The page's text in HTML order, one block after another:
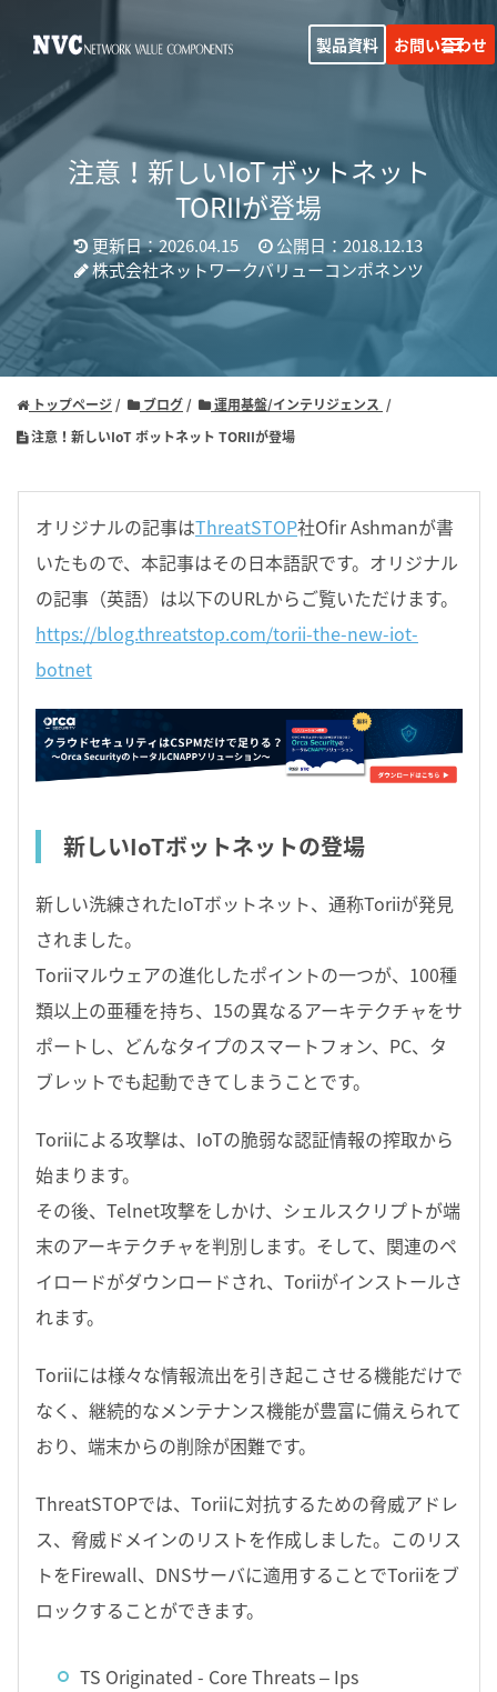
製品資料 お問い合わせ
注意！新しいIoT ボットネット
TORIIが登場
更新日：2026.04.15
公開日：2018.12.13
株式会社ネットワークバリューコンポネンツ
トップページ ブログ
運用基盤/インテリジェンス
注意！新しいIoT ボットネット TORIIが登場
オリジナルの記事はThreatSTOP社Ofir Ashmanが書
いたもので、本記事はその日本語訳です。オリジナル
の記事（英語）は以下のURLからご覧いただけます。
https://blog.threatstop.com/torii-the-new-iot-
botnet
新しいIoTボットネットの登場
新しい洗練されたIoTボットネット、通称Toriiが発見
されました。
Toriiマルウェアの進化したポイントの一つが、100種
類以上の亜種を持ち、15の異なるアーキテクチャをサ
ポートし、どんなタイプのスマートフォン、PC、タ
ブレットでも起動できてしまうことです。
Toriiによる攻撃は、IoTの脆弱な認証情報の搾取から
始まります。
その後、Telnet攻撃をしかけ、シェルスクリプトが端
末のアーキテクチャを判別します。そして、関連のペ
イロードがダウンロードされ、Toriiがインストールさ
れます。
Toriiには様々な情報流出を引き起こさせる機能だけで
なく、継続的なメンテナンス機能が豊富に備えられて
おり、端末からの削除が困難です。
ThreatSTOPでは、Toriiに対抗するための脅威アドレ
ス、脅威ドメインのリストを作成しました。このリス
トをFirewall、DNSサーバに適用することでToriiをブ
ロックすることができます。
TS Originated - Core Threats – Ips